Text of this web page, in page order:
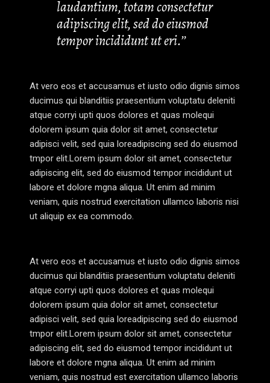
laudantium, totam consectetur
adipiscing elit, sed do eiusmod
tempor incididunt ut eri.’’
At vero eos et accusamus et iusto odio dignis simos
ducimus qui blanditiis praesentium voluptatu deleniti
atque corryi upti quos dolores et quas molequi
dolorem ipsum quia dolor sit amet, consectetur
adipisci velit, sed quia loreadipiscing sed do eiusmod
tmpor elit.Lorem ipsum dolor sit amet, consectetur
adipiscing elit, sed do eiusmod tempor incididunt ut
labore et dolore mgna aliqua. Ut enim ad minim
veniam, quis nostrud exercitation ullamco laboris nisi
ut aliquip ex ea commodo.
At vero eos et accusamus et iusto odio dignis simos
ducimus qui blanditiis praesentium voluptatu deleniti
atque corryi upti quos dolores et quas molequi
dolorem ipsum quia dolor sit amet, consectetur
adipisci velit, sed quia loreadipiscing sed do eiusmod
tmpor elit.Lorem ipsum dolor sit amet, consectetur
adipiscing elit, sed do eiusmod tempor incididunt ut
labore et dolore mgna aliqua. Ut enim ad minim
veniam, quis nostrud est exercitation ullamco laboris